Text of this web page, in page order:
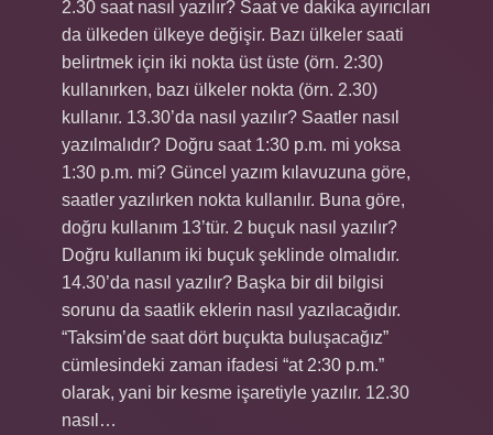
2.30 saat nasıl yazılır? Saat ve dakika ayırıcıları
da ülkeden ülkeye değişir. Bazı ülkeler saati
belirtmek için iki nokta üst üste (örn. 2:30)
kullanırken, bazı ülkeler nokta (örn. 2.30)
kullanır. 13.30’da nasıl yazılır? Saatler nasıl
yazılmalıdır? Doğru saat 1:30 p.m. mi yoksa
1:30 p.m. mi? Güncel yazım kılavuzuna göre,
saatler yazılırken nokta kullanılır. Buna göre,
doğru kullanım 13’tür. 2 buçuk nasıl yazılır?
Doğru kullanım iki buçuk şeklinde olmalıdır.
14.30’da nasıl yazılır? Başka bir dil bilgisi
sorunu da saatlik eklerin nasıl yazılacağıdır.
“Taksim’de saat dört buçukta buluşacağız”
cümlesindeki zaman ifadesi “at 2:30 p.m.”
olarak, yani bir kesme işaretiyle yazılır. 12.30
nasıl…